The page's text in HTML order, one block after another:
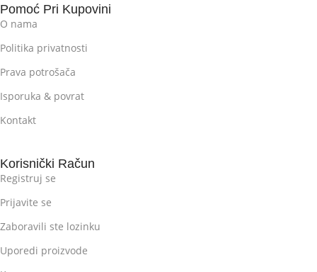
Pomoć Pri Kupovini
O nama
Politika privatnosti
Prava potrošača
Isporuka & povrat
Kontakt
Korisnički Račun
Registruj se
Prijavite se
Zaboravili ste lozinku
Uporedi proizvode